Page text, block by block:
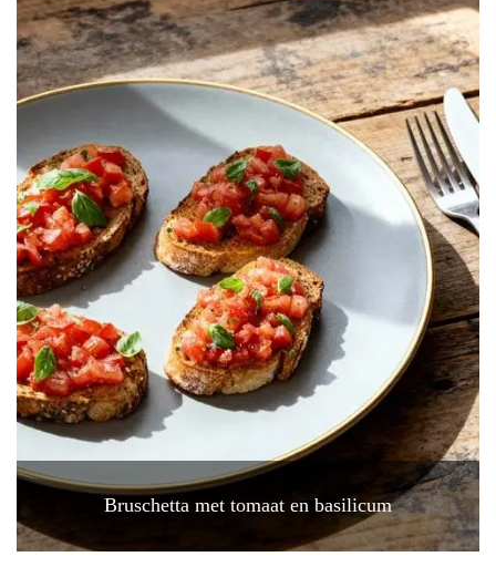
Bruschetta met tomaat en basilicum